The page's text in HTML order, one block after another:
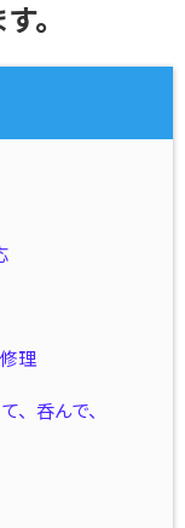
。
理
呑んで、